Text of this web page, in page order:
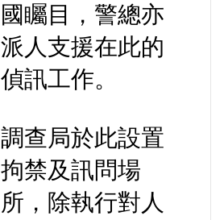
國矚目，警總亦
派人支援在此的
偵訊工作。
調查局於此設置
拘禁及訊問場
所，除執行對人